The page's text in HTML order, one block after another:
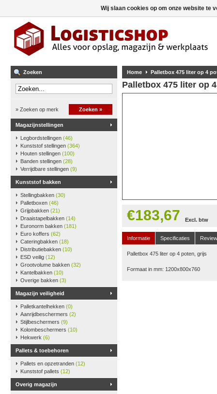
Zoeken
» Zoeken op merk Zoeken »
Magazijnstellingen
Legbordstellingen (46)
Kunststof stellingen (364)
Houten stellingen (100)
Banden stellingen (28)
Verrijdbare stellingen (9)
Kunststof bakken
Stellingbakken (30)
Palletboxen (46)
Grijpbakken (21)
Draaistapelbakken (14)
Euronorm bakken (181)
Euro koffers (62)
Cateringbakken (18)
Distributiebakken (10)
ESD veilig (12)
Grootvolume bakken (32)
Kantelbakken (10)
Overige bakken (3)
Magazijn veiligheid
Palletkantelhekken (0)
Aanrijdbeschermers (2)
Stijlbeschermers (9)
Kolombeschermers (10)
Hekwerk (6)
Pallets & toebehoren
Pallets en opzetranden (12)
Kunststof pallets (12)
Overig magazijn
Home Palletbox 475 liter op 4
Palletbox 475 liter op
€183,67 Excl. btw
Informatie Specificaties
Palletbox 475 liter op 4 poten, grijs
Formaat in mm: 1200x800x760
Wij slaan cookies op om onze website te